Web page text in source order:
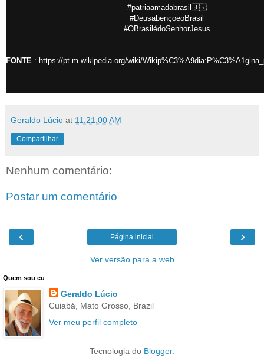
#patriaamadabrasil🇧🇷
#DeusabençoeoBrasil
#OBrasilédoSenhorJesus
FONTE : https://pt.m.wikipedia.org/wiki/
Geraldo Lúcio at 11:21:00 AM
Compartilhar
Nenhum comentário:
Postar um comentário
‹ ›
Página inicial
Ver versão para a web
Quem sou eu
Geraldo Lúcio
Cuiabá, Mato Grosso, Brazil
Ver meu perfil completo
Tecnologia do Blogger.